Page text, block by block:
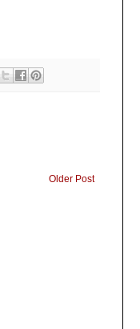
Older Post